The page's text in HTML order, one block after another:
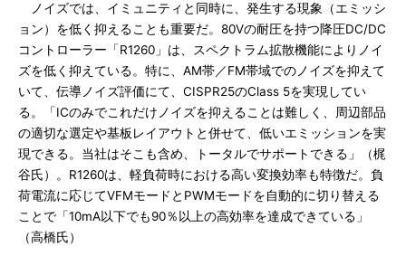
ノイズでは、イミュニティと同時に、発生する現象（エミッシ
ョン）を低く抑えることも重要だ。80Vの耐圧を持つ降圧DC/DC
コントローラー「R1260」は、スペクトラム拡散機能によりノイ
ズを低く抑えている。特に、AM帯／FM帯域でのノイズを抑えて
いて、伝導ノイズ評価にて、CISPR25のClass 5を実現してい
る。「ICのみでこれだけノイズを抑えることは難しく、周辺部品
の適切な選定や基板レイアウトと併せて、低いエミッションを実
現できる。当社はそこも含め、トータルでサポートできる」（梶
谷氏）。R1260は、軽負荷時における高い変換効率も特徴だ。負
荷電流に応じてVFMモードとPWMモードを自動的に切り替える
ことで「10mA以下でも90％以上の高効率を達成できている」
（高橋氏）